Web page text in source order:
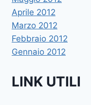
Aprile 2012
Marzo 2012
Febbraio 2012
Gennaio 2012
LINK UTILI